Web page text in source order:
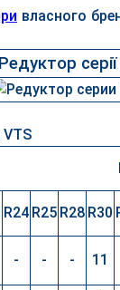
власного
Редуктор
R24 R25 R28 R30
- - - 11